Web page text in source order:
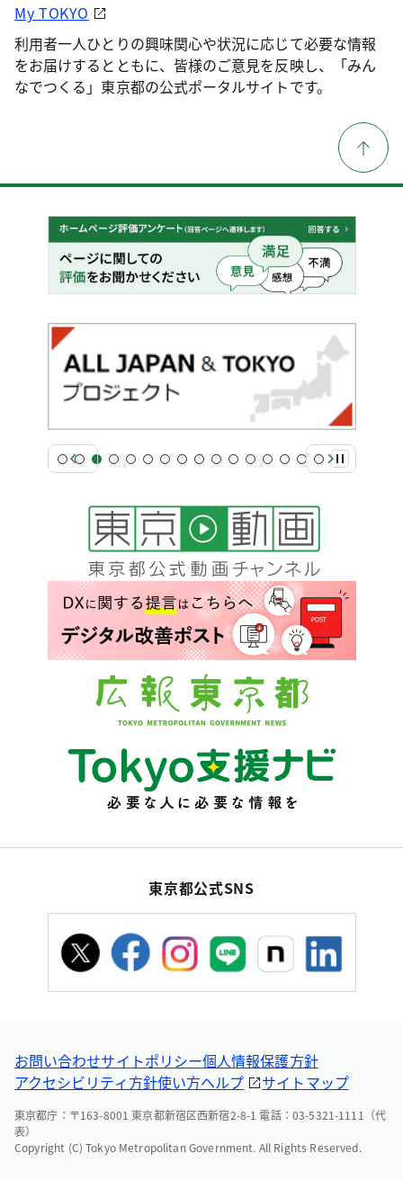
My TOKYO
利用者一人ひとりの興味関心や状況に応じて必要な情報
をお届けするとともに、皆様のご意見を反映し、「みん
なでつくる」東京都の公式ポータルサイトです。
東京都公式SNS
お問い合わせサイトポリシー個人情報保護方針
アクセシビリティ方針使い方ヘルプ サイトマップ
東京都庁：〒163-8001 東京都新宿区西新宿2-8-1 電話：03-5321-1111（代
表）
Copyright (C) Tokyo Metropolitan Government. All Rights Reserved.